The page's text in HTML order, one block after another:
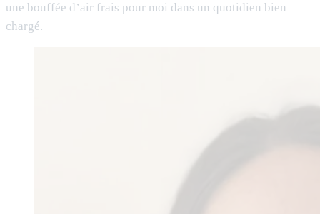
une bouffée d’air frais pour moi dans un quotidien bien
chargé.